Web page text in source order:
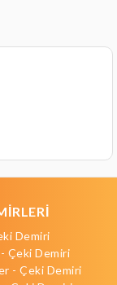
Demiri
Çeki Demiri
- Çeki Demiri